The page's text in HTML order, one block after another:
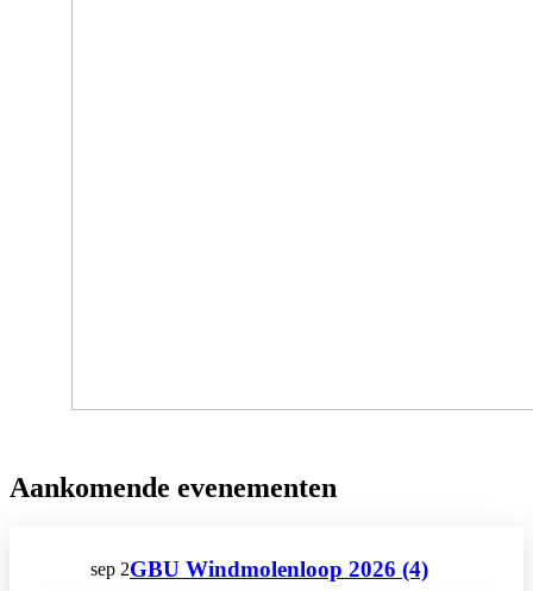
Aankomende evenementen
sep 2GBU Windmolenloop 2026 (4)